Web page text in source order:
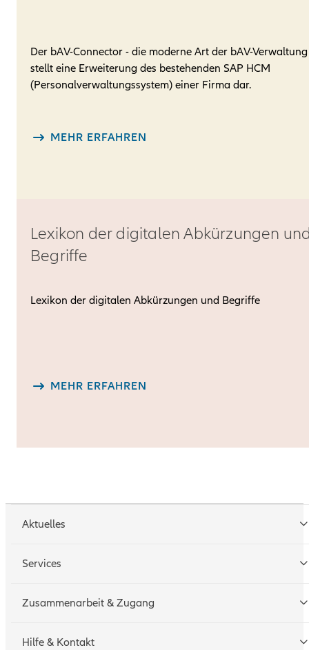
Der bAV-Connector - die moderne Art der bAV-
stellt eine Erweiterung des bestehenden SAP HCM
(Personalverwaltungssystem) einer Firma dar.
MEHR ERFAHREN
Lexikon der digitalen Abkürzungen
Begriffe
Lexikon der digitalen Abkürzungen und Begriffe
MEHR ERFAHREN
Aktuelles
Services
Tarifrechner
Zusammenarbeit & Zugang
Geschäftspartner werden
Hilfe & Kontakt